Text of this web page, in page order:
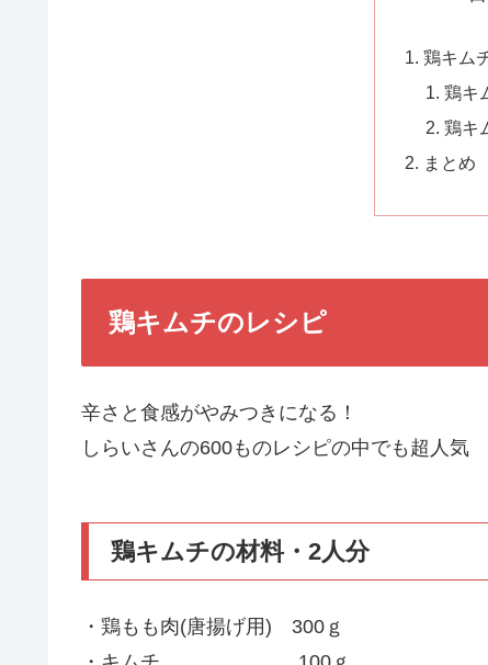
鶏キム
鶏キ
鶏キ
まとめ
鶏キムチのレシピ
辛さと食感がやみつきになる！
しらいさんの600ものレシピの中でも超人気
鶏キムチの材料・2人分
・鶏もも肉(唐揚げ用) 300ｇ